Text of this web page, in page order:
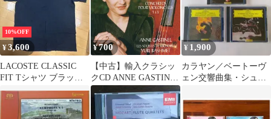
10%OFF
¥3,600
LACOSTE CLASSIC
FIT Tシャツ ブラック
FR4
¥700
【中古】輸入クラシッ
クCD ANNE GASTINEL
/ HAYDN：
CONCERTOS POUR
VIOLONCELLE 1 ＆
¥ 1,900
カラヤン／ベートーヴ
ェン交響曲集・シュー
リン・フィル／３CD